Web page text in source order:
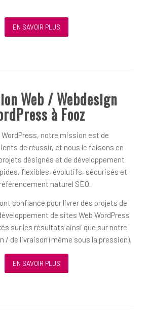
EN SAVOIR PLUS
Web / Webdesign
à Fooz
WordPress, notre mission est de
de réussir, et nous le faisons en
désignés et de développement
flexibles, évolutifs, sécurisés et
naturel SEO.
confiance pour livrer des projets de
de sites Web WordPress
sur les résultats ainsi que sur notre
/ de livraison (même sous la pression).
EN SAVOIR PLUS